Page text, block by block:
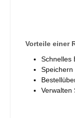
Vorteile einer
Schnelles
Speichern
Verwalten